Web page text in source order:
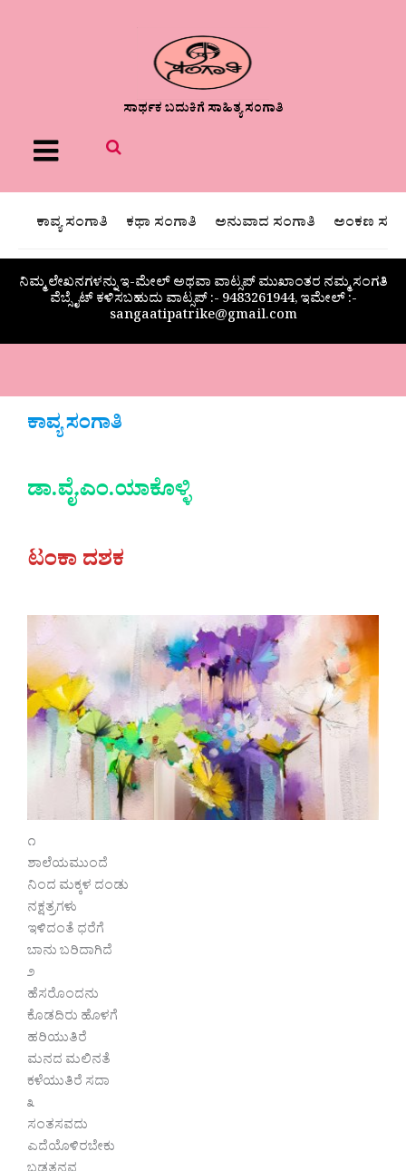
ಸಾರ್ಥಕ ಬದುಕಿಗೆ ಸಾಹಿತ್ಯ ಸಂಗಾತಿ
Menu
ಕಾವ್ಯ ಸಂಗಾತಿ ಕಥಾ ಸಂಗಾತಿ ಅನುವಾದ ಸಂಗಾತಿ ಅಂಕಣ
ನಿಮ್ಮ ಲೇಖನಗಳನ್ನು ಇ-ಮೇಲ್ ಅಥವಾ ವಾಟ್ಸಪ್ ಮುಖಾಂತರ ನಮ್ಮ ಸಂಗತಿ
ವೆಬ್ಸೈಟ್ ಕಳಿಸಬಹುದು ವಾಟ್ಸಪ್‌ :- 9483261944, ಇಮೇಲ್ :-
sangaatipatrike@gmail.com
ಕಾವ್ಯ ಸಂಗಾತಿ
ಡಾ.ವೈ.ಎಂ.ಯಾಕೊಳ್ಳಿ
ಟಂಕಾ ದಶಕ
೧
ಶಾಲೆಯ‌ಮುಂದೆ
ನಿಂದ ಮಕ್ಕಳ ದಂಡು
ನಕ್ಷತ್ರಗಳು
ಇಳಿದಂತೆ ಧರೆಗೆ
ಬಾನು ಬರಿದಾಗಿದೆ
೨
ಹೆಸರೊಂದನು
ಕೊಡದಿರು ಹೊಳಗೆ
ಹರಿಯುತಿರೆ
ಮನದ ಮಲಿನತೆ
ಕಳೆಯುತಿರೆ ಸದಾ
೩
ಸಂತಸವದು
ಎದೆಯೊಳಿರಬೇಕು